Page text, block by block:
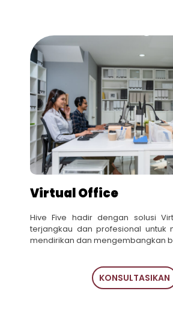
Virtual Office
Hive Five hadir dengan solusi
terjangkau dan profesional untuk
mendirikan dan mengembangkan
KONSULTASIKAN